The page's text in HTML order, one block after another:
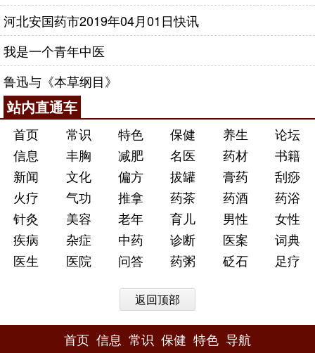
河北安国药市2019年04月01日快讯
我是一个青年中医
鲁迅与《本草纲目》
站内直通车
首页 常识 特色 保健 养生
论坛
信息
丰胸 减肥 名医 药材
书籍
新闻
文化 偏方 拔罐 膏药
刮痧
火疗
气功 推拿 药茶 药酒
药浴
针灸
美容 老年 育儿 男性
女性
疾病
杂症 中药 诊断 医案
词典
医生
医院 问答 药粥 砭石 足疗
返回顶部
首页 信息 常识 保健 特色 导航